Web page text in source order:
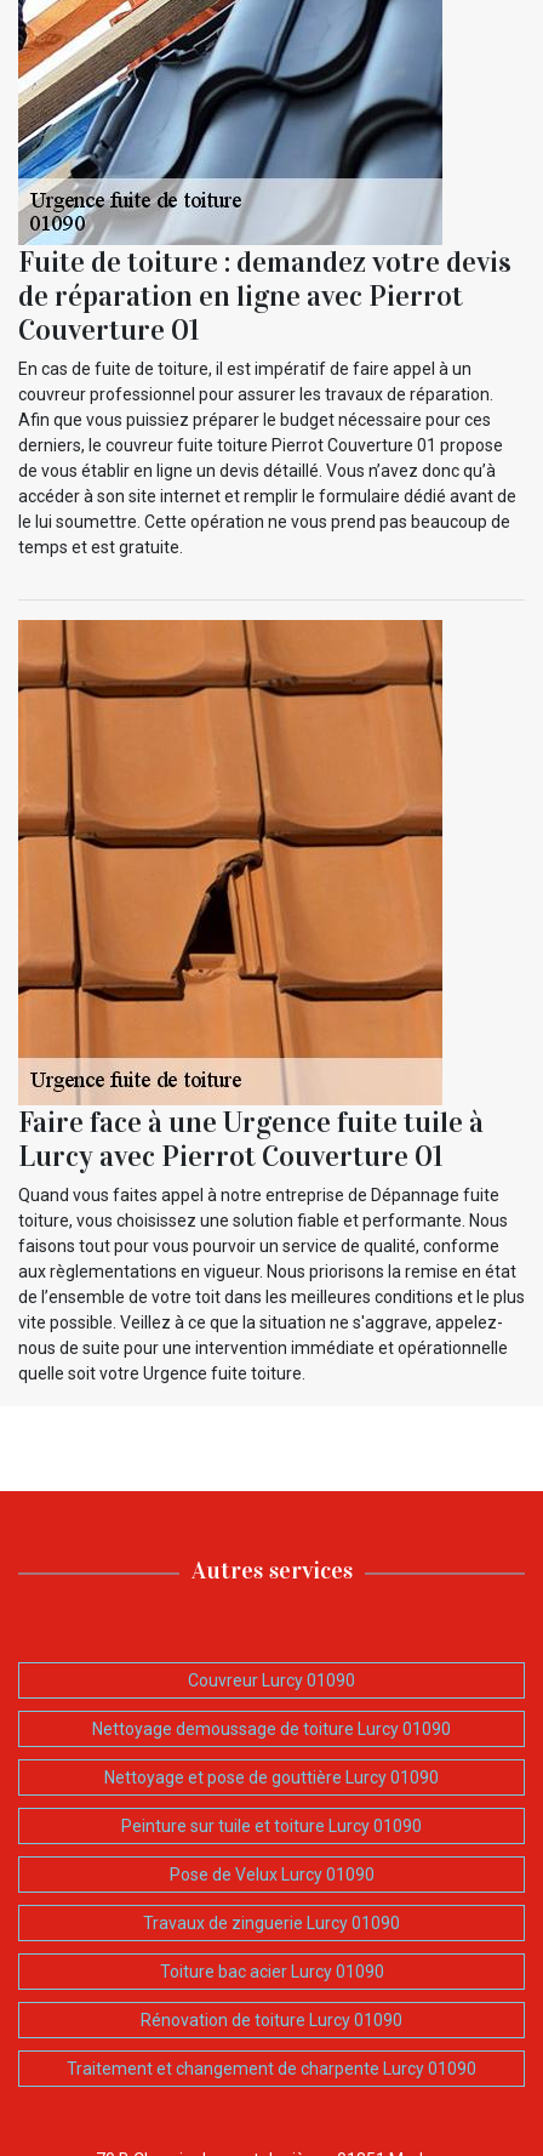
Fuite de toiture : demandez votre devis
de réparation en ligne avec Pierrot
Couverture 01
En cas de fuite de toiture, il est impératif de faire appel à un
couvreur professionnel pour assurer les travaux de réparation.
Afin que vous puissiez préparer le budget nécessaire pour ces
derniers, le couvreur fuite toiture Pierrot Couverture 01 propose
de vous établir en ligne un devis détaillé. Vous n’avez donc qu’à
accéder à son site internet et remplir le formulaire dédié avant de
le lui soumettre. Cette opération ne vous prend pas beaucoup de
temps et est gratuite.
Faire face à une Urgence fuite tuile à
Lurcy avec Pierrot Couverture 01
Quand vous faites appel à notre entreprise de Dépannage fuite
toiture, vous choisissez une solution fiable et performante. Nous
faisons tout pour vous pourvoir un service de qualité, conforme
aux règlementations en vigueur. Nous priorisons la remise en état
de l’ensemble de votre toit dans les meilleures conditions et le plus
vite possible. Veillez à ce que la situation ne s'aggrave, appelez-
nous de suite pour une intervention immédiate et opérationnelle
quelle soit votre Urgence fuite toiture.
Autres services
Couvreur Lurcy 01090
Nettoyage demoussage de toiture Lurcy 01090
Nettoyage et pose de gouttière Lurcy 01090
Peinture sur tuile et toiture Lurcy 01090
Pose de Velux Lurcy 01090
Travaux de zinguerie Lurcy 01090
Toiture bac acier Lurcy 01090
Rénovation de toiture Lurcy 01090
Traitement et changement de charpente Lurcy 01090